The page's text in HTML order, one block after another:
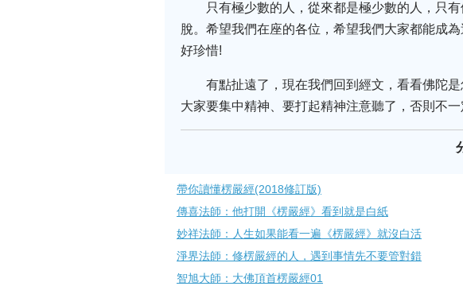
只有極少數的人，從來都是極少數的人，只
脫。希望我們在座的各位，希望我們大家都能成
好珍惜!
有點扯遠了，現在我們回到經文，看看佛陀
大家要集中精神、要打起精神注意聽了，否則不一
帶你讀懂楞嚴經(2018修訂版)
傳喜法師：他打開《楞嚴經》看到就是白紙
妙祥法師：人生如果能看一遍《楞嚴經》就沒白活
淨界法師：修楞嚴經的人，遇到事情先不要管對錯
智旭大師：大佛頂首楞嚴經01